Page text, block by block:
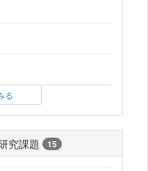
る
究課題 15